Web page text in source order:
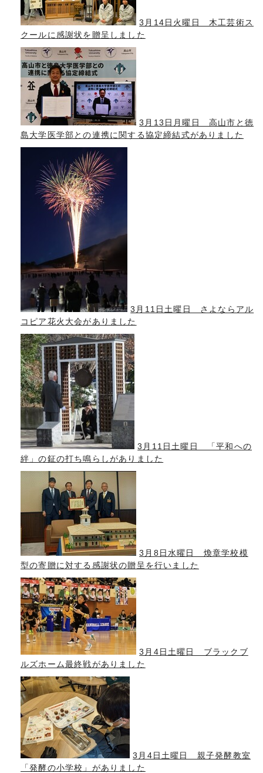
3月14日火曜日 木工芸術ス
クールに感謝状を贈呈しました
3月13日月曜日 高山市と徳
島大学医学部との連携に関する協定締結式がありました
3月11日土曜日 さよならアル
コピア花火大会がありました
3月11日土曜日 「平和への
絆」の鉦の打ち鳴らしがありました
3月8日水曜日 煥章学校模
型の寄贈に対する感謝状の贈呈を行いました
3月4日土曜日 ブラックブ
ルズホーム最終戦がありました
3月4日土曜日 親子発酵教室
「発酵の小学校」がありました